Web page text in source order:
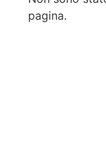
pagina.